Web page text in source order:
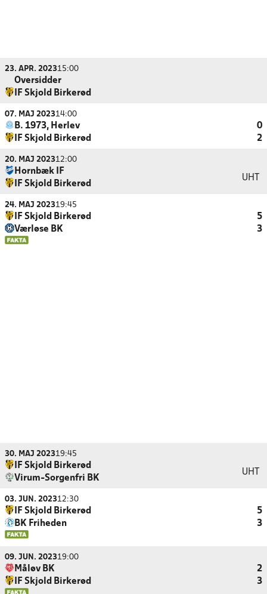
23. APR. 202315:00
Oversidder
IF Skjold Birkerød
07. MAJ 202314:00
B. 1973, Herlev
0
IF Skjold Birkerød
2
20. MAJ 202312:00
Hornbæk IF
IF Skjold Birkerød
UHT
24. MAJ 202319:45
IF Skjold Birkerød
5
Værløse BK
3
30. MAJ 202319:45
IF Skjold Birkerød
Virum-Sorgenfri BK
UHT
03. JUN. 202312:30
IF Skjold Birkerød
5
BK Friheden
3
09. JUN. 202319:00
Måløv BK
2
IF Skjold Birkerød
3